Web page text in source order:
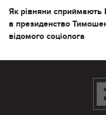
Як рівняни сприймають
в президенство
відомого соціолога